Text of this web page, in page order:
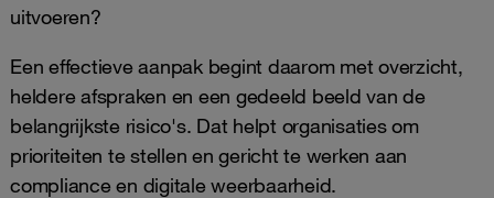
uitvoeren?
Een effectieve aanpak begint daarom met overzicht,
heldere afspraken en een gedeeld beeld van de
belangrijkste risico's. Dat helpt organisaties om
prioriteiten te stellen en gericht te werken aan
compliance en digitale weerbaarheid.